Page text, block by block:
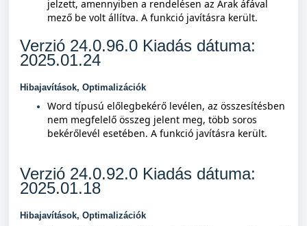
jelzett, amennyiben a rendelésen az Árak áfával
mező be volt állítva. A funkció javításra került.
Verzió 24.0.96.0 Kiadás dátuma:
2025.01.24
Hibajavítások, Optimalizációk
Word típusú előlegbekérő levélen, az összesítésben
nem megfelelő összeg jelent meg, több soros
bekérőlevél esetében. A funkció javításra került.
Verzió 24.0.92.0 Kiadás dátuma:
2025.01.18
Hibajavítások, Optimalizációk